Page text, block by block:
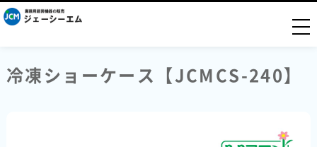
冷凍ショーケース【JCMCS-240】